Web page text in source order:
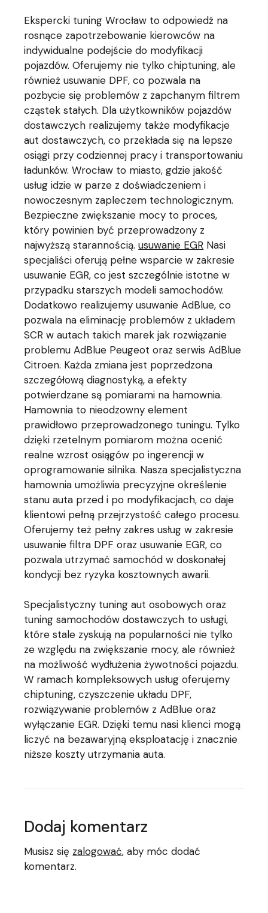
Ekspercki tuning Wrocław to odpowiedź na
rosnące zapotrzebowanie kierowców na
indywidualne podejście do modyfikacji
pojazdów. Oferujemy nie tylko chiptuning, ale
również usuwanie DPF, co pozwala na
pozbycie się problemów z zapchanym filtrem
cząstek stałych. Dla użytkowników pojazdów
dostawczych realizujemy także modyfikacje
aut dostawczych, co przekłada się na lepsze
osiągi przy codziennej pracy i transportowaniu
ładunków. Wrocław to miasto, gdzie jakość
usług idzie w parze z doświadczeniem i
nowoczesnym zapleczem technologicznym.
Bezpieczne zwiększanie mocy to proces,
który powinien być przeprowadzony z
najwyższą starannością.usuwanie EGR Nasi
specjaliści oferują pełne wsparcie w zakresie
usuwanie EGR, co jest szczególnie istotne w
przypadku starszych modeli samochodów.
Dodatkowo realizujemy usuwanie AdBlue, co
pozwala na eliminację problemów z układem
SCR w autach takich marek jak rozwiązanie
problemu AdBlue Peugeot oraz serwis AdBlue
Citroen. Każda zmiana jest poprzedzona
szczegółową diagnostyką, a efekty
potwierdzane są pomiarami na hamownia.
Hamownia to nieodzowny element
prawidłowo przeprowadzonego tuningu. Tylko
dzięki rzetelnym pomiarom można ocenić
realne wzrost osiągów po ingerencji w
oprogramowanie silnika. Nasza specjalistyczna
hamownia umożliwia precyzyjne określenie
stanu auta przed i po modyfikacjach, co daje
klientowi pełną przejrzystość całego procesu.
Oferujemy też pełny zakres usług w zakresie
usuwanie filtra DPF oraz usuwanie EGR, co
pozwala utrzymać samochód w doskonałej
kondycji bez ryzyka kosztownych awarii.
Specjalistyczny tuning aut osobowych oraz
tuning samochodów dostawczych to usługi,
które stale zyskują na popularności nie tylko
ze względu na zwiększanie mocy, ale również
na możliwość wydłużenia żywotności pojazdu.
W ramach kompleksowych usług oferujemy
chiptuning, czyszczenie układu DPF,
rozwiązywanie problemów z AdBlue oraz
wyłączanie EGR. Dzięki temu nasi klienci mogą
liczyć na bezawaryjną eksploatację i znacznie
niższe koszty utrzymania auta.
Dodaj komentarz
Musisz się zalogować, aby móc dodać
komentarz.